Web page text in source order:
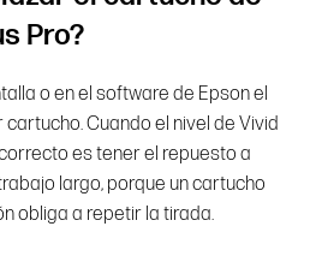
Pro?
o en el software de Epson el
Cuando el nivel de Vivid
es tener el repuesto a
largo, porque un cartucho
obliga a repetir la tirada.